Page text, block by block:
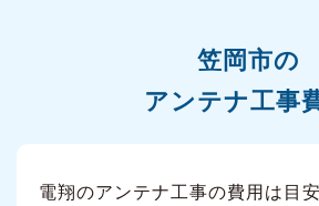
笠岡市の
アンテナ工事
電翔のアンテナ工事の費用は目